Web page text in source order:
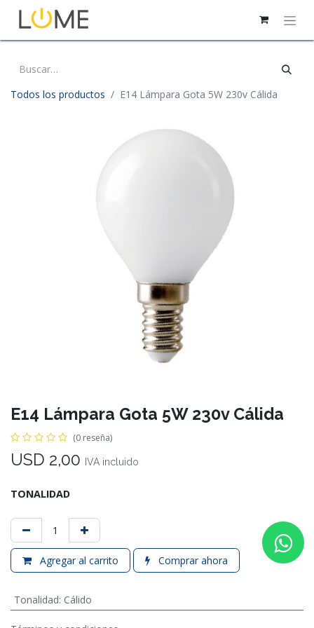
Todos los productos E14 Lámpara Gota 5W 230v Cálida
E14 Lámpara Gota 5W 230v Cálida
(0 reseña)
USD 2,00 IVA incluido
TONALIDAD
Agregar al carrito Comprar ahora
Tonalidad: Cálido